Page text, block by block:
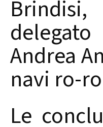
Andrea
navi ro-
Le